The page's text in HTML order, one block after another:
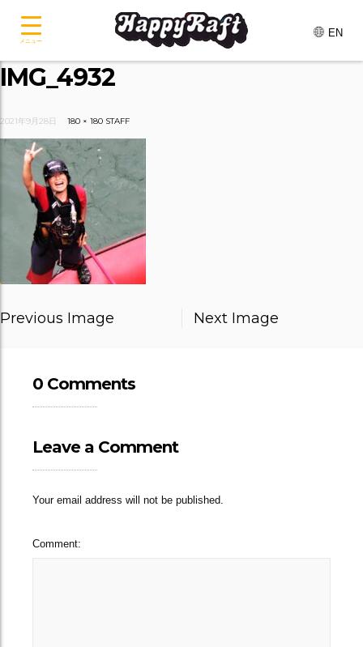
EN
IMG_4932
2021年9月28日 180 × 180 STAFF
Previous Image Next Image
0 Comments
Leave a Comment
Your email address will not be published.
Comment:
メニュー